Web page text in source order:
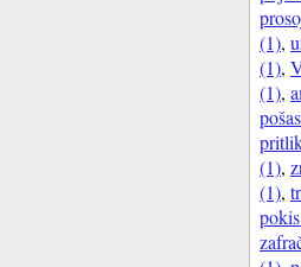
(1),
(1),
(1),
(1),
(1),